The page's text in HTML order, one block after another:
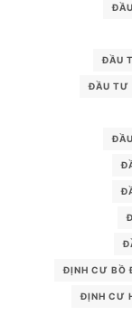
ĐẦU
ĐẦU TƯ
ĐỊNH CƯ BỒ
ĐỊNH CƯ